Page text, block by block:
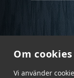
Om
Vi använder